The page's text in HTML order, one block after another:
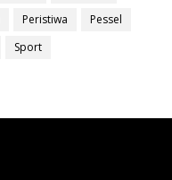
Peristiwa
Pessel
Sport